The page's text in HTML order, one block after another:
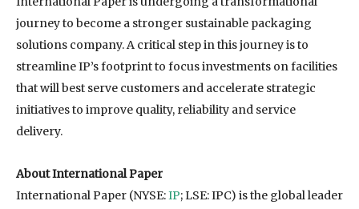
journey to become a stronger sustainable packaging
solutions company. A critical step in this journey is to
streamline IP’s footprint to focus investments on facilities
that will best serve customers and accelerate strategic
initiatives to improve quality, reliability and service
delivery.
About International Paper
International Paper (NYSE:IP; LSE: IPC) is the global leader